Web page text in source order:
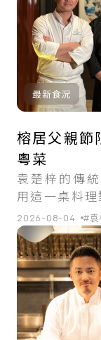
最新食況
榕居父親節
粵菜
袁楚梓的傳
用這一桌料理
2026-08-04 #袁